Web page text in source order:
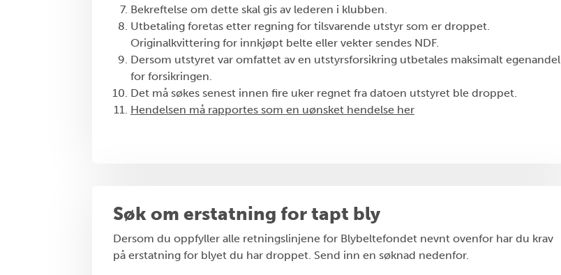
Bekreftelse om dette skal gis av lederen i klubben.
Utbetaling foretas etter regning for tilsvarende utstyr som er droppet.
Originalkvittering for innkjøpt belte eller vekter sendes NDF.
Dersom utstyret var omfattet av en utstyrsforsikring utbetales maksimalt egenandel
for forsikringen.
Det må søkes senest innen fire uker regnet fra datoen utstyret ble droppet.
Hendelsen må rapportes som en uønsket hendelse her
Søk om erstatning for tapt bly
Dersom du oppfyller alle retningslinjene for Blybeltefondet nevnt ovenfor har du krav
på erstatning for blyet du har droppet. Send inn en søknad nedenfor.